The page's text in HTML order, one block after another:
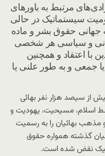
مرتبط به باورهای
سیستماتیک در حالی
ماده ۱۸ اعلامیه جهانی حقوق بشر و ماده
مدنی و سیاسی هر شخصی
با اعتقاد و همچنین
جمعی و به طور علنی یا
از سیصد هزار نفر بهائی
اسلام، مسیحیت، یهودیت و
مذهب بهائیان را به رسمیت
گذشته همواره حقوق
نقض شده است.